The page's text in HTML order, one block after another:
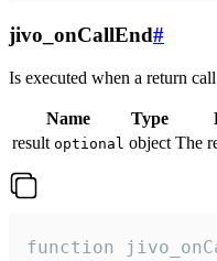
jivo_onCallEnd#
Is executed when a return
Name Type
result optional object The
function